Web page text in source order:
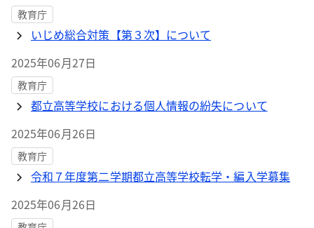
教育庁
いじめ総合対策【第３次】について
2025年06月27日
教育庁
都立高等学校における個人情報の紛失について
2025年06月26日
教育庁
令和７年度第二学期都立高等学校転学・編入学募集
2025年06月26日